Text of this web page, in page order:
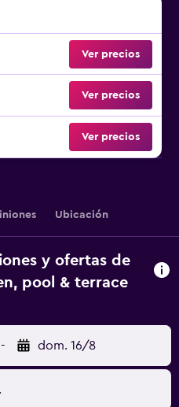
Ver precios
Ver precios
Ver precios
Ubicación
y ofertas de
pool & terrace
- dom. 16/8